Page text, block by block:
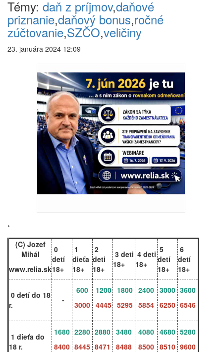
Témy: daň z príjmov,daňové
priznanie,daňový bonus,ročné
zúčtovanie,SZČO,veličiny
23. januára 2024 12:09
*
(C) Jozef
Mihál
www.relia.sk
0
detí
18+
1
dieťa
18+
2
deti
18+
3 deti
18+
4 deti
18+
5
detí
18+
6
detí
18+
0 detí do 18
r.
-
600
3000
1200
4445
1800
5295
2400
5854
3000
6250
3600
6546
1 dieťa do
18 r.
1680
8400
2280
8445
2880
8471
3480
8488
4080
8500
4680
8510
5280
9600